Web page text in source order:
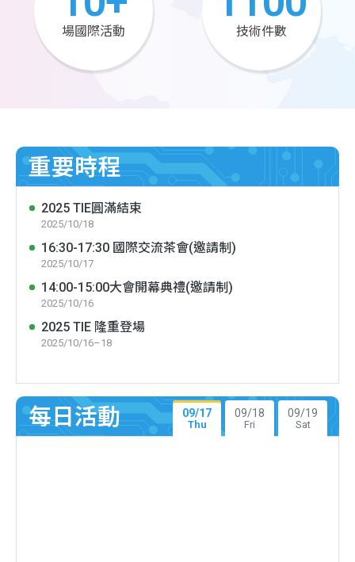
場國際活動 技術件數
重要時程
2025 TIE圓滿結束
2025/10/18
16:30-17:30 國際交流茶會(邀請制)
2025/10/17
14:00-15:00大會開幕典禮(邀請制)
2025/10/16
2025 TIE 隆重登場
2025/10/16–18
每日活動 09/17
Thu
09/18
Fri
09/19
Sat